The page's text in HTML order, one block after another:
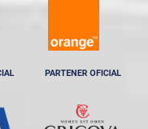
PARTENER OFICIAL